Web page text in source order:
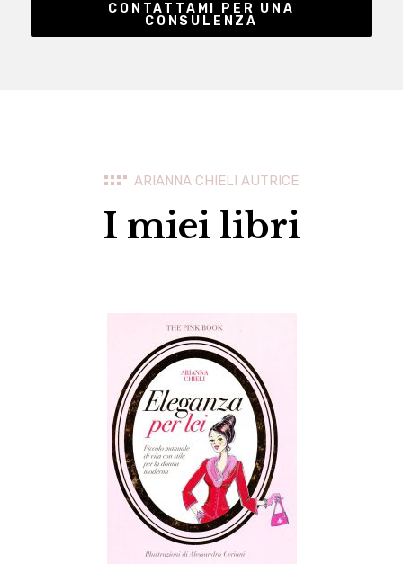
CONTATTAMI PER UNA
CONSULENZA
ARIANNA CHIELI AUTRICE
I miei libri